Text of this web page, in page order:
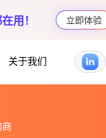
用！ 立即体验
关于我们
商